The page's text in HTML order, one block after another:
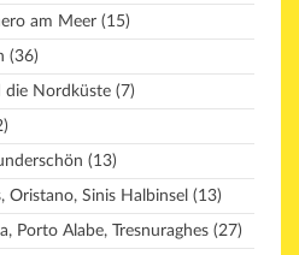
am Meer (15)
(36)
die Nordküste (7)
(13)
Oristano, Sinis Halbinsel (13)
Porto Alabe, Tresnuraghes (27)